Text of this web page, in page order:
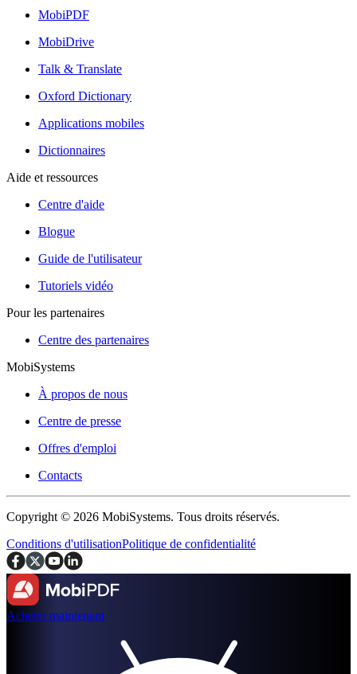
MobiPDF
MobiDrive
Talk & Translate
Oxford Dictionary
Applications mobiles
Dictionnaires
Aide et ressources
Centre d'aide
Blogue
Guide de l'utilisateur
Tutoriels vidéo
Pour les partenaires
Centre des partenaires
MobiSystems
À propos de nous
Centre de presse
Offres d'emploi
Contacts
Copyright © 2026 MobiSystems. Tous droits réservés.
Conditions d'utilisationPolitique de confidentialité
Acheter maintenant